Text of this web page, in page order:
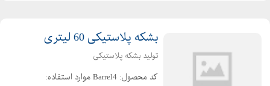
بشکه پلاستیکی 60 لیتری
تولید بشکه پلاستیکی
کد محصول: Barrel4 موارد استفاده: